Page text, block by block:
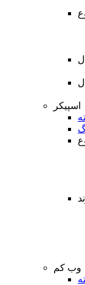
اسپیکر
وب کم